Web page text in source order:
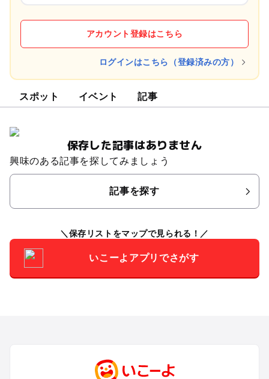
アカウント登録はこちら
ログインはこちら（登録済みの方）
スポット イベント 記事
保存した記事はありません
興味のある記事を探してみましょう
記事を探す
保存リストをマップで見られる！
いこーよアプリでさがす